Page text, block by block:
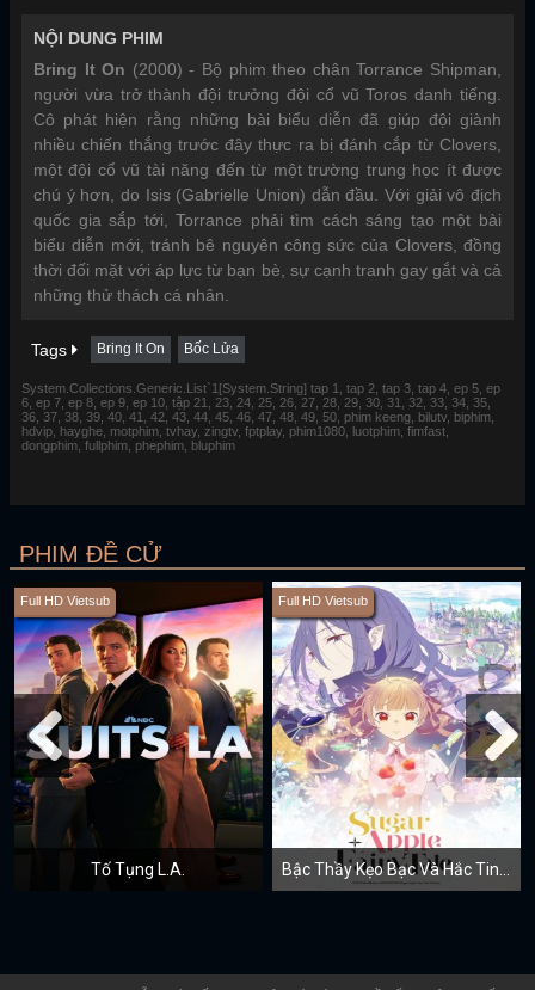
NỘI DUNG PHIM
Bring It On (2000) - Bộ phim theo chân Torrance Shipman,
người vừa trở thành đội trưởng đội cổ vũ Toros danh tiếng.
Cô phát hiện rằng những bài biểu diễn đã giúp đội giành
nhiều chiến thắng trước đây thực ra bị đánh cắp từ Clovers,
một đội cổ vũ tài năng đến từ một trường trung học ít được
chú ý hơn, do Isis (Gabrielle Union) dẫn đầu. Với giải vô địch
quốc gia sắp tới, Torrance phải tìm cách sáng tạo một bài
biểu diễn mới, tránh bê nguyên công sức của Clovers, đồng
thời đối mặt với áp lực từ bạn bè, sự cạnh tranh gay gắt và cả
những thử thách cá nhân.
Tags Bring It On Bốc Lửa
System.Collections.Generic.List`1[System.String] tap 1, tap 2, tap 3, tap 4, ep 5, ep
6, ep 7, ep 8, ep 9, ep 10, tập 21, 23, 24, 25, 26, 27, 28, 29, 30, 31, 32, 33, 34, 35,
36, 37, 38, 39, 40, 41, 42, 43, 44, 45, 46, 47, 48, 49, 50, phim keeng, bilutv, biphim,
hdvip, hayghe, motphim, tvhay, zingtv, fptplay, phim1080, luotphim, fimfast,
dongphim, fullphim, phephim, bluphim
PHIM ĐỀ CỬ
Full HD Vietsub
Tố Tụng L.A.
Full HD Vietsub